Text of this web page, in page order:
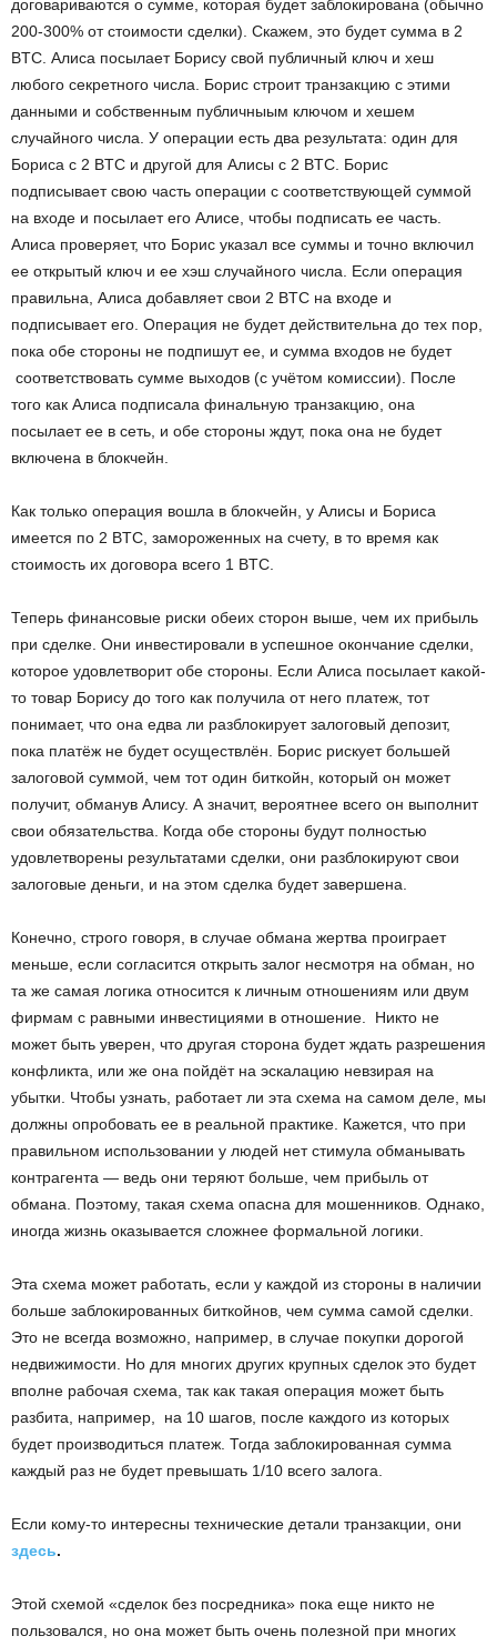
договариваются о сумме, которая будет заблокирована (обычно
200-300% от стоимости сделки). Скажем, это будет сумма в 2
BTC. Алиса посылает Борису свой публичный ключ и хеш
любого секретного числа. Борис строит транзакцию с этими
данными и собственным публичныым ключом и хешем
случайного числа. У операции есть два результата: один для
Бориса с 2 BTC и другой для Алисы с 2 BTC. Борис
подписывает свою часть операции с соответствующей суммой
на входе и посылает его Алисе, чтобы подписать ее часть.
Алиса проверяет, что Борис указал все суммы и точно включил
ее открытый ключ и ее хэш случайного числа. Если операция
правильна, Алиса добавляет свои 2 BTC на входе и
подписывает его. Операция не будет действительна до тех пор,
пока обе стороны не подпишут ее, и сумма входов не будет
соответствовать сумме выходов (с учётом комиссии). После
того как Алиса подписала финальную транзакцию, она
посылает ее в сеть, и обе стороны ждут, пока она не будет
включена в блокчейн.
Как только операция вошла в блокчейн, у Алисы и Бориса
имеется по 2 BTC, замороженных на счету, в то время как
стоимость их договора всего 1 BTC.
Теперь финансовые риски обеих сторон выше, чем их прибыль
при сделке. Они инвестировали в успешное окончание сделки,
которое удовлетворит обе стороны. Если Алиса посылает какой-
то товар Борису до того как получила от него платеж, тот
понимает, что она едва ли разблокирует залоговый депозит,
пока платёж не будет осуществлён. Борис рискует большей
залоговой суммой, чем тот один биткойн, который он может
получит, обманув Алису. А значит, вероятнее всего он выполнит
свои обязательства. Когда обе стороны будут полностью
удовлетворены результатами сделки, они разблокируют свои
залоговые деньги, и на этом сделка будет завершена.
Конечно, строго говоря, в случае обмана жертва проиграет
меньше, если согласится открыть залог несмотря на обман, но
та же самая логика относится к личным отношениям или двум
фирмам с равными инвестициями в отношение. Никто не
может быть уверен, что другая сторона будет ждать разрешения
конфликта, или же она пойдёт на эскалацию невзирая на
убытки. Чтобы узнать, работает ли эта схема на самом деле, мы
должны опробовать ее в реальной практике. Кажется, что при
правильном использовании у людей нет стимула обманывать
контрагента — ведь они теряют больше, чем прибыль от
обмана. Поэтому, такая схема опасна для мошенников. Однако,
иногда жизнь оказывается сложнее формальной логики.
Эта схема может работать, если у каждой из стороны в наличии
больше заблокированных биткойнов, чем сумма самой сделки.
Это не всегда возможно, например, в случае покупки дорогой
недвижимости. Но для многих других крупных сделок это будет
вполне рабочая схема, так как такая операция может быть
разбита, например, на 10 шагов, после каждого из которых
будет производиться платеж. Тогда заблокированная сумма
каждый раз не будет превышать 1/10 всего залога.
Если кому-то интересны технические детали транзакции, они
здесь.
Этой схемой «сделок без посредника» пока еще никто не
пользовался, но она может быть очень полезной при многих